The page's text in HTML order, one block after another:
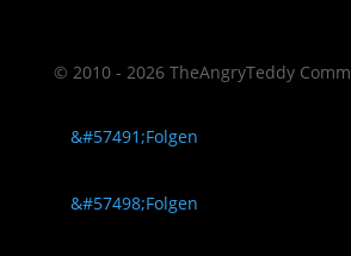
© 2010 - 2026 TheAngryTeddy
Folgen
Folgen